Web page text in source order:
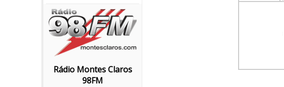
Rádio Montes Claros
98FM